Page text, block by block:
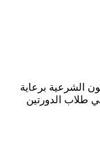
الشرعية برعاية
طلاب الدورتين